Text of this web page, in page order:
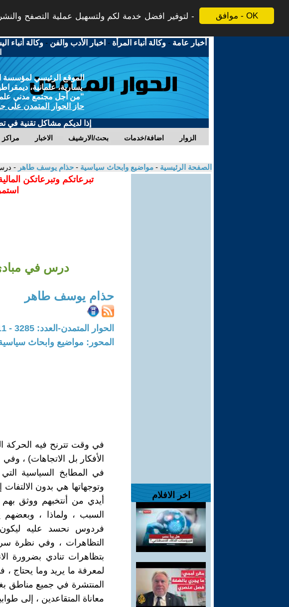
موافق - OK
لتوفير افضل خدمة لكم ولتسهيل عملية التصفح
أخبار عامة -وكالة أنباء المرأة - اخبار الأدب والفن -وكالة أنباء
الموقع الرئيسي لمؤسسة
يسارية، علمانية،
"من أجل مجتمع مدني
حاز الحوار المتمدن على
إذا لديكم مشاكل تقنية في
مراكز الاخبار بحث/الارشيف اضافة/خدمات الزوار
الصفحة الرئيسية - مواضيع وابحاث سياسية - حذام يوسف طاهر -
اخر الافلام
تبرعاتكم وتبرعاتكن
درس في
حذام يوسف طاهر
الحوار المتمدن-العدد: 3285 - 2011 / 2 / 22 - 13:15
المحور: مواضيع وابحاث
في وقت تترنح فيه الحركة
الأفكار بل الاتجاهات) ،
في المطابخ السياسية
وتوجهاتها هي بدون
أيدي من أنتخبهم ووثق
السبب ، ولماذا ،
فردوس نحسد عليه
التظاهرات ، وفي نظرة
بتظاهرات تنادي بضرورة
لمعرفة ما يريد وما يحتاج
المنتشرة في جميع مناطق
معاناة المتقاعدين ، إلى